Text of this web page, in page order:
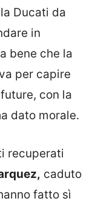
Ducati da
in
bene che la
per capire
con la
dato morale.
recuperati
caduto
fatto sì